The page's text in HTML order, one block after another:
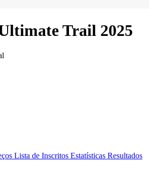
Trail 2025
Lista de Inscritos Estatísticas Resultados